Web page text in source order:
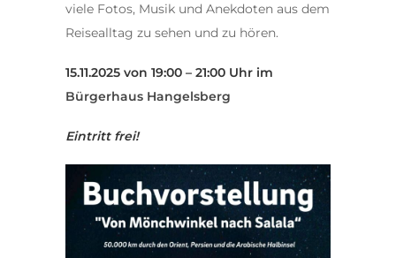
viele Fotos, Musik und Anekdoten aus dem
Reisealltag zu sehen und zu hören.
15.​11.​2025 von 19:00 – 21:00 Uhr im
Bürgerhaus Hangelsberg
Eintritt frei!